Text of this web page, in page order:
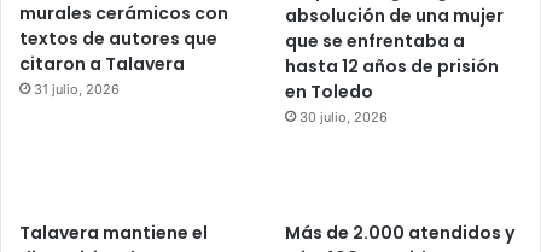
murales cerámicos con
textos de autores que
citaron a Talavera
31 julio, 2026
absolución de una mujer
que se enfrentaba a
hasta 12 años de prisión
en Toledo
30 julio, 2026
Talavera mantiene el
Más de 2.000 atendidos y